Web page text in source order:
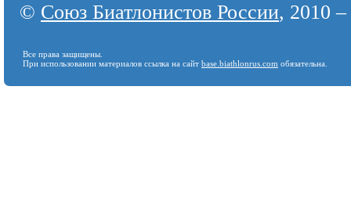
© Союз Биатлонистов России, 2010
Все права защищены.
При использовании материалов ссылка на сайт base.biathlonrus.com обязательна.